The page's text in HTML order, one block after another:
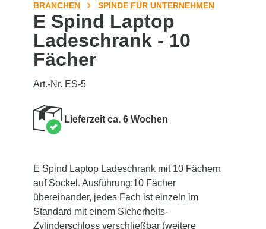
BRANCHEN
SPINDE FÜR UNTERNEHMEN
E Spind Laptop
Ladeschrank - 10
Fächer
Art.-Nr. ES-5
Lieferzeit ca. 6 Wochen
E Spind Laptop Ladeschrank mit 10 Fächern
auf Sockel. Ausführung:10 Fächer
übereinander, jedes Fach ist einzeln im
Standard mit einem Sicherheits-
Zylinderschloss verschließbar (weitere